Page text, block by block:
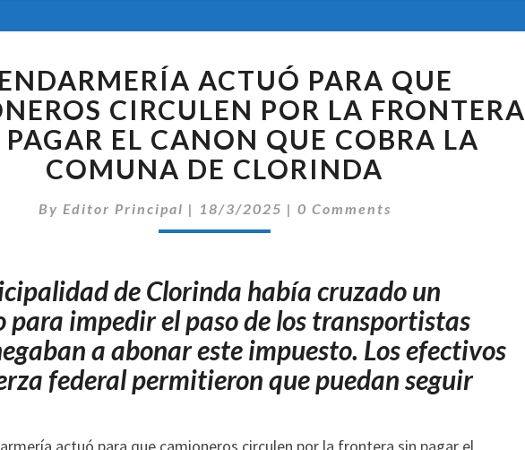
ACTUÓ
PARA
QUE
CAMIONEROS
CIRCULEN
LA
FRONTERA
PAGAR
EL
CANON
QUE
COBRA
LA
DE
ACTUÓ PARA QUE
CIRCULEN POR LA FRONTERA
EL CANON QUE COBRA LA
COMUNA DE CLORINDA
By Editor Principal | 18/3/2025 | Comentarios
0 Comments
de Clorinda había cruzado un
para impedir el paso de los transportistas
a abonar este impuesto. Los efectivos
federal permitieron que puedan seguir